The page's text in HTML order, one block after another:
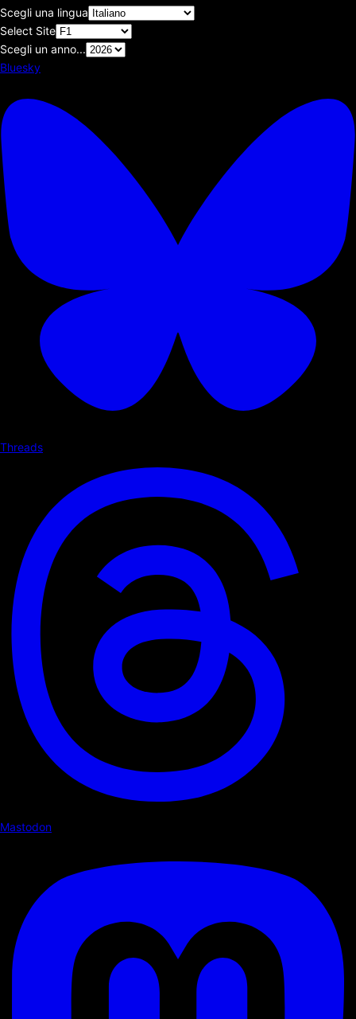
Scegli una lingua
Select Site
Scegli un anno...
Bluesky
Threads
Mastodon